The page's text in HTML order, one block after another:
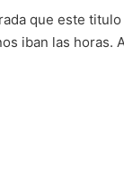
que este
iban las